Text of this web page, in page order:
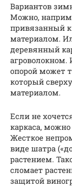
Вариантов
Можно,
привязанный
материалом.
деревянный
агроволокном.
опорой может
который
материалом.
Если не
каркаса,
Жесткое
виде шатра
растением.
сломает
защитой